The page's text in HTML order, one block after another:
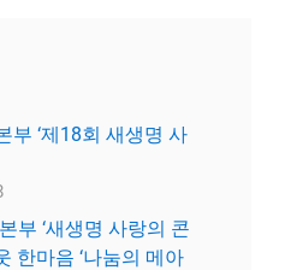
부 ‘제18회 새생명 사
부 ‘새생명 사랑의 콘
한마음 ‘나눔의 메아